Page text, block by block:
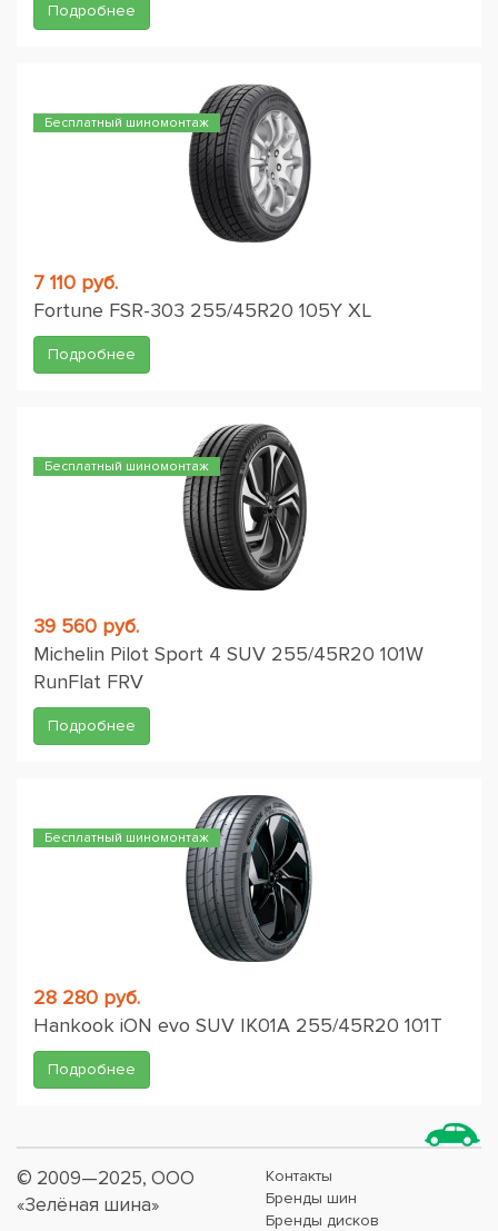
Подробнее
Бесплатный шиномонтаж
7 110 руб.
Fortune FSR-303 255/45R20 105Y XL
Подробнее
Бесплатный шиномонтаж
39 560 руб.
Michelin Pilot Sport 4 SUV 255/45R20 101W
RunFlat FRV
Подробнее
Бесплатный шиномонтаж
28 280 руб.
Hankook iON evo SUV IK01A 255/45R20 101T
Подробнее
© 2009—2025, ООО
«Зелёная шина»
Контакты
Бренды шин
Бренды дисков